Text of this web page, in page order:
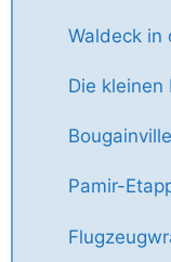
Waldeck in
Die kleinen
Pamir-